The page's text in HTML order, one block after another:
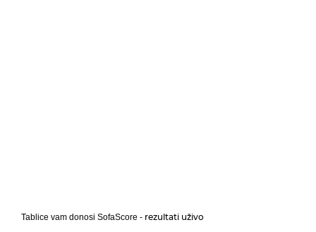
Tablice vam donosi SofaScore - rezultati uživo